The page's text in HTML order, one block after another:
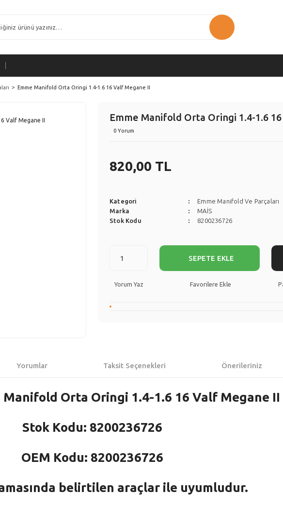
Emme Manifold Orta Oringi 1.4-1.6 16 Valf Megane II
Emme Manifold Orta Oringi 1.4-1.6
0 Yorum
820,00 TL
Kategori
Emme Manifold Ve Parçaları
Marka
MAİS
Stok Kodu
8200236726
SEPETE EKLE
Yorum Yaz
Yorumlar Taksit Seçenekleri Önerileriniz
Manifold Orta Oringi 1.4-1.6 16 Valf Megane II
Stok Kodu: 8200236726
OEM Kodu: 8200236726
belirtilen araçlar ile uyumludur.